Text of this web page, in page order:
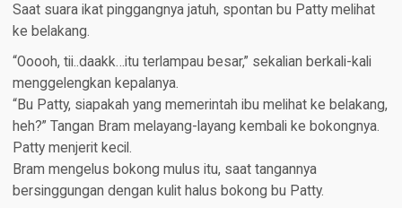
Saat suara ikat pinggangnya jatuh, spontan bu Patty melihat
ke belakang.
“Ooooh, tii..daakk…itu terlampau besar,” sekalian berkali-kali
menggelengkan kepalanya.
“Bu Patty, siapakah yang memerintah ibu melihat ke belakang,
heh?” Tangan Bram melayang-layang kembali ke bokongnya.
Patty menjerit kecil.
Bram mengelus bokong mulus itu, saat tangannya
bersinggungan dengan kulit halus bokong bu Patty.